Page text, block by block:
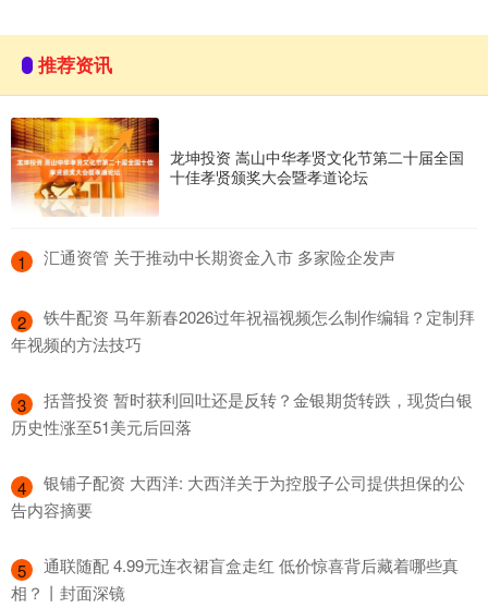
推荐资讯
龙坤投资 嵩山中华孝贤文化节第二十届全国
十佳孝贤颁奖大会暨孝道论坛
1 ​汇通资管 关于推动中长期资金入市 多家险企发声
2
​铁牛配资 马年新春2026过年祝福视频怎么制作编辑？定制拜
年视频的方法技巧
3
​括普投资 暂时获利回吐还是反转？金银期货转跌，现货白银
历史性涨至51美元后回落
4
​银铺子配资 大西洋: 大西洋关于为控股子公司提供担保的公
告内容摘要
5
​通联随配 4.99元连衣裙盲盒走红 低价惊喜背后藏着哪些真
相？丨封面深镜